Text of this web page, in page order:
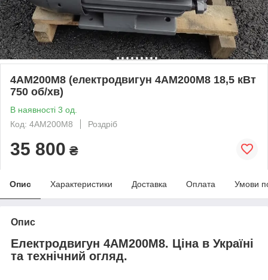
4АМ200М8 (електродвигун 4АМ200М8 18,5 кВт
750 об/хв)
В наявності 3 од.
Код: 4АМ200М8
Роздріб
35 800 ₴
Опис Характеристики Доставка Оплата Умови
Опис
Електродвигун 4АМ200М8. Ціна в Україні
та технічний огляд.